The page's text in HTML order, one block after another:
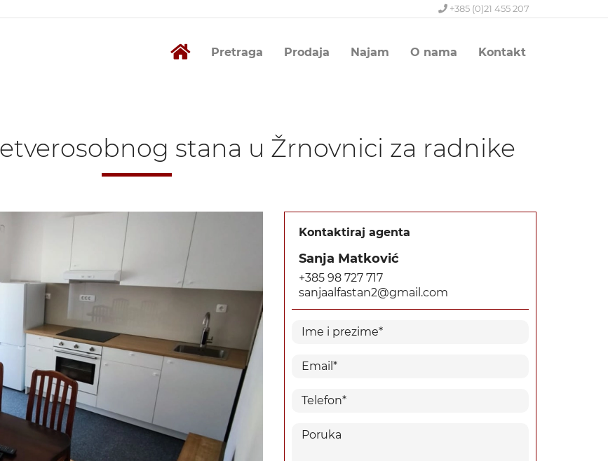
+385 (0)21 455 207
Pretraga Prodaja Najam O nama Kontakt
stana u Žrnovnici za radnike
Kontaktiraj agenta
Sanja Matković
+385 98 727 717
sanjaalfastan2@gmail.com